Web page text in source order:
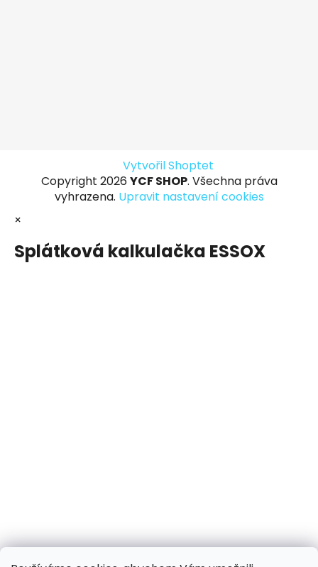
Vytvořil Shoptet
Copyright 2026 YCF SHOP. Všechna práva
vyhrazena. Upravit nastavení cookies
×
Splátková kalkulačka ESSOX